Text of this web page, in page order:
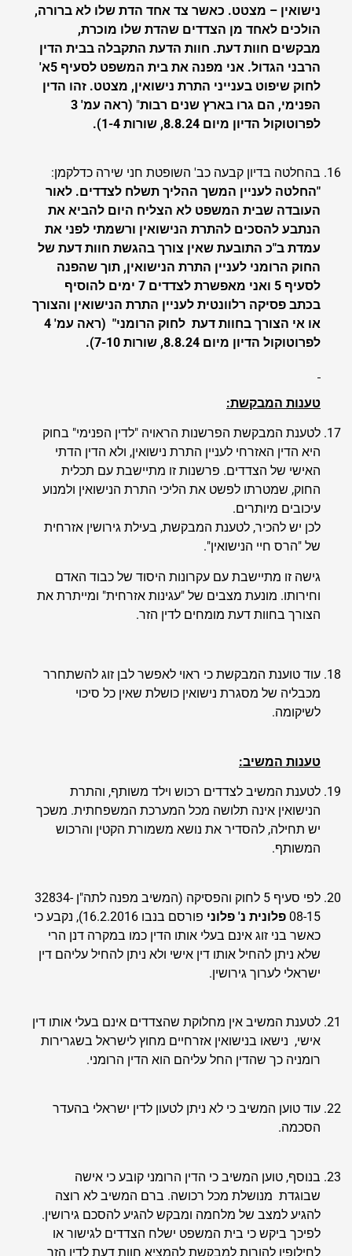
נישואין – מצטט. כאשר צד אחד הדת שלו לא ברורה,
הולכים לאחד מן הצדדים שהדת שלו מוכרת,
מבקשים חוות דעת. חוות הדעת התקבלה בבית הדין
הרבני הגדול. אני מפנה את בית המשפט לסעיף 5א'
לחוק שיפוט בענייני התרת נישואין, מצטט. זהו הדין
הפנימי, הם גרו בארץ שנים רבות"
(ראה עמ' 3
לפרוטוקול הדיון מיום 8.8.24, שורות 1-4).
בהחלטה בדיון קבעה כב' השופטת חני שירה כדלקמן:
"החלטה לעניין המשך ההליך תשלח לצדדים. לאור
העובדה שבית המשפט לא הצליח היום להביא את
הנתבע להסכים להתרת הנישואין ורשמתי לפני את
עמדת ב"כ התובעת שאין צורך בהגשת חוות דעת של
החוק הרומני לעניין התרת הנישואין, תוך שהפנה
לסעיף 5 ואני מאפשרת לצדדים 7 ימים להוסיף
בכתב פסיקה רלוונטית לעניין התרת הנישואין והצורך
או אי הצורך בחוות דעת לחוק הרומני"
(ראה עמ' 4
לפרוטוקול הדיון מיום 8.8.24, שורות 7-10).
טענות המבקשת:
לטענת המבקשת הפרשנות הראויה "לדין הפנימי" בחוק
היא הדין האזרחי לעניין התרת נישואין, ולא הדין הדתי
האישי של הצדדים. פרשנות זו מתיישבת עם תכלית
החוק, שמטרתו לפשט את הליכי התרת הנישואין ולמנוע
עיכובים מיותרים.
לכן יש להכיר, לטענת המבקשת, בעילת גירושין אזרחית
של "הרס חיי הנישואין".
גישה זו מתיישבת עם עקרונות היסוד של כבוד האדם
וחירותו. מונעת מצבים של "עגינות אזרחית" ומייתרת את
הצורך בחוות דעת מומחים לדין הזר.
עוד טוענת המבקשת כי ראוי לאפשר לבן זוג להשתחרר
מכבליה של מסגרת נישואין כושלת שאין כל סיכוי
לשיקומה.
טענות המשיב:
לטענת המשיב לצדדים רכוש וילד משותף, והתרת
הנישואין אינה תלושה מכל המערכת המשפחתית. משכך
יש תחילה, להסדיר את נושא משמורת הקטין והרכוש
המשותף.
לפי סעיף 5 לחוק והפסיקה (המשיב מפנה לתה"ן 32834-
08-15 פלונית נ' פלוני
פורסם בנבו 16.2.2016), נקבע כי
כאשר בני זוג אינם בעלי אותו הדין כמו במקרה דנן הרי
שלא ניתן להחיל אותו דין אישי ולא ניתן להחיל עליהם דין
ישראלי לערוך גירושין.
לטענת המשיב אין מחלוקת שהצדדים אינם בעלי אותו דין
אישי, נישאו בנישואין אזרחיים מחוץ לישראל בשגרירות
רומניה כך שהדין החל עליהם הוא הדין הרומני.
עוד טוען המשיב כי לא ניתן לטעון לדין ישראלי בהעדר
הסכמה.
בנוסף, טוען המשיב כי הדין הרומני קובע כי אישה
שבוגדת מנושלת מכל רכושה. ברם המשיב לא רוצה
להגיע למצב של מלחמה ומבקש להגיע להסכם גירושין.
לפיכך ביקש כי בית המשפט ישלח הצדדים לגישור או
לחילופין להורות למבקשת להמציא חוות דעת לדין הזר